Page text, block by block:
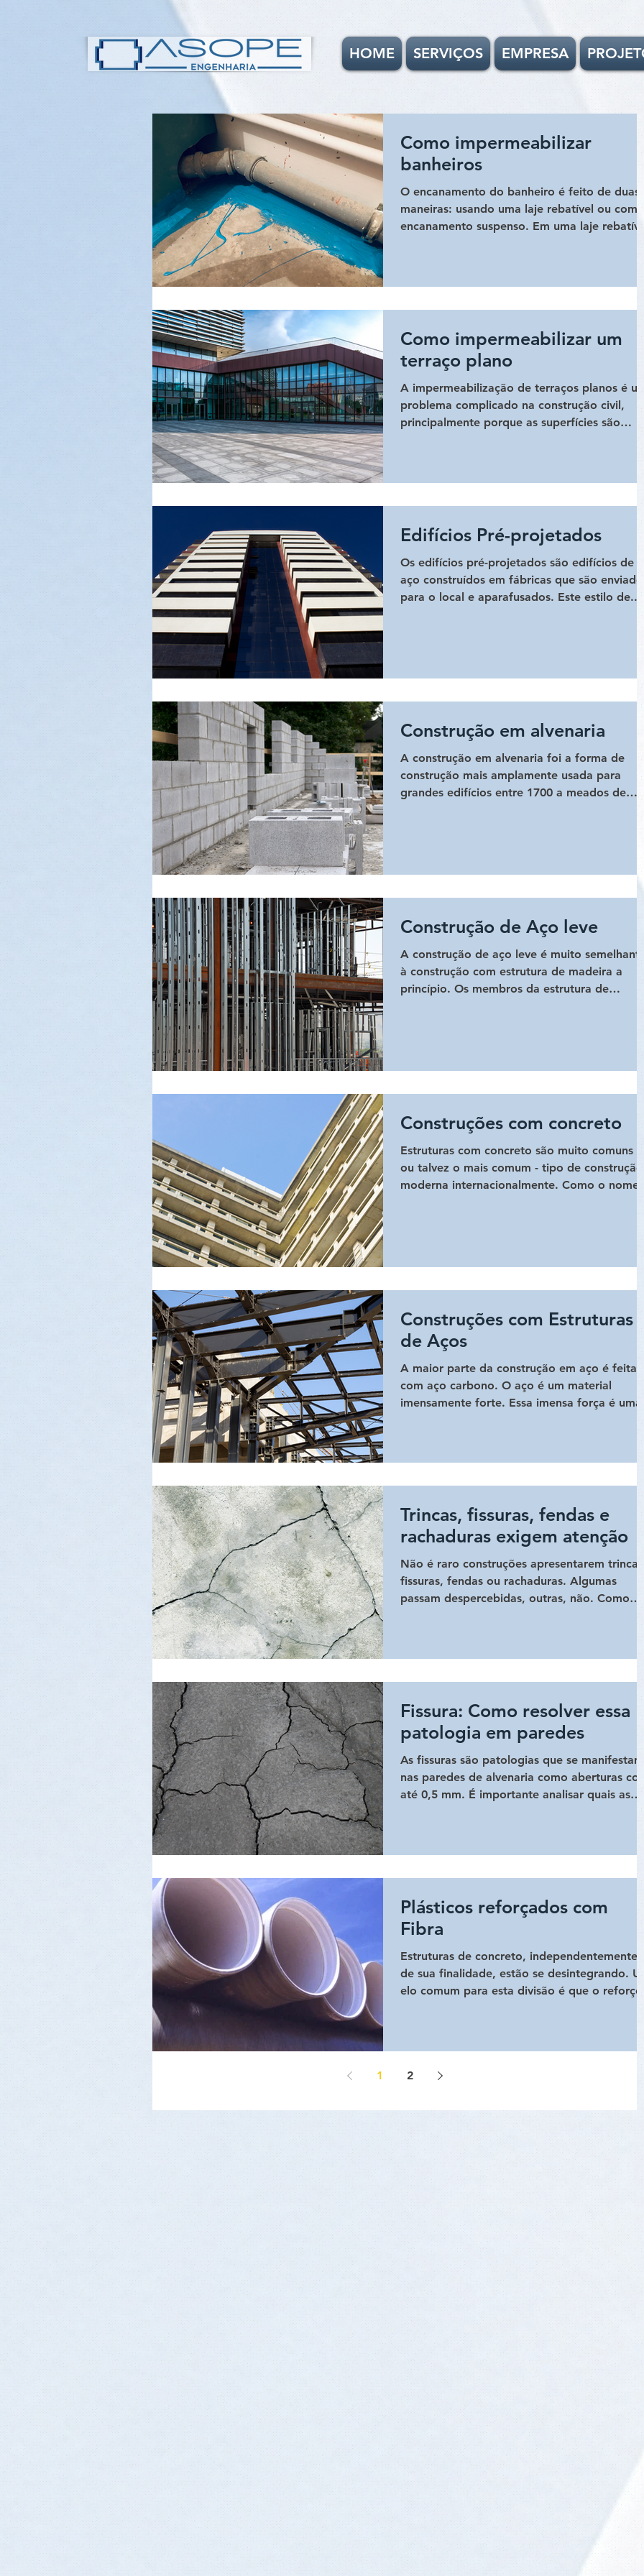
HOME SERVIÇOS EMPRESA
Como impermeabilizar
banheiros
O encanamento do banheiro é feito de duas
maneiras: usando uma laje rebatível ou com
encanamento suspenso. Em uma laje
Como impermeabilizar um
terraço plano
A impermeabilização de terraços planos é
problema complicado na construção civil,
principalmente porque as superfícies são
Edifícios Pré-projetados
Os edifícios pré-projetados são edifícios de
aço construídos em fábricas que são
para o local e aparafusados. Este estilo de...
Construção em alvenaria
A construção em alvenaria foi a forma de
construção mais amplamente usada para
grandes edifícios entre 1700 a meados de
Construção de Aço leve
A construção de aço leve é ​​muito
à construção com estrutura de madeira a
princípio. Os membros da estrutura de
Construções com concreto
Estruturas com concreto são muito comuns -
ou talvez o mais comum - tipo de construção
moderna internacionalmente. Como o nome
Construções com Estruturas
de Aços
A maior parte da construção em aço é feita
com aço carbono. O aço é um material
imensamente forte. Essa imensa força é uma
Trincas, fissuras, fendas e
rachaduras exigem atenção
Não é raro construções apresentarem
fissuras, fendas ou rachaduras. Algumas
passam despercebidas, outras, não. Como
Fissura: Como resolver essa
patologia em paredes
As fissuras são patologias que se manifestam
nas paredes de alvenaria como aberturas
até 0,5 mm. É importante analisar quais as
Plásticos reforçados com
Fibra
Estruturas de concreto, independentemente
de sua finalidade, estão se desintegrando.
elo comum para esta divisão é que o reforço
1 2